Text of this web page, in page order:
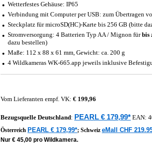
Wetterfestes Gehäuse: IP65
Verbindung mit Computer per USB: zum Übertragen
Steckplatz für microSD(HC)-Karte bis 256 GB (bitte
Stromversorgung: 4 Batterien Typ AA / Mignon fürbis
dazu bestellen)
Maße: 112 x 88 x 61 mm, Gewicht: ca. 200 g
4 Wildkameras WK-665.app jeweils inklusive
Vom Lieferanten empf. VK: € 199,96
Bezugsquelle Deutschland: PEARL € 179,99* EAN:
Österreich PEARL € 179,99*; Schweiz eMall CHF
Nur € 45,00 pro Wildkamera.